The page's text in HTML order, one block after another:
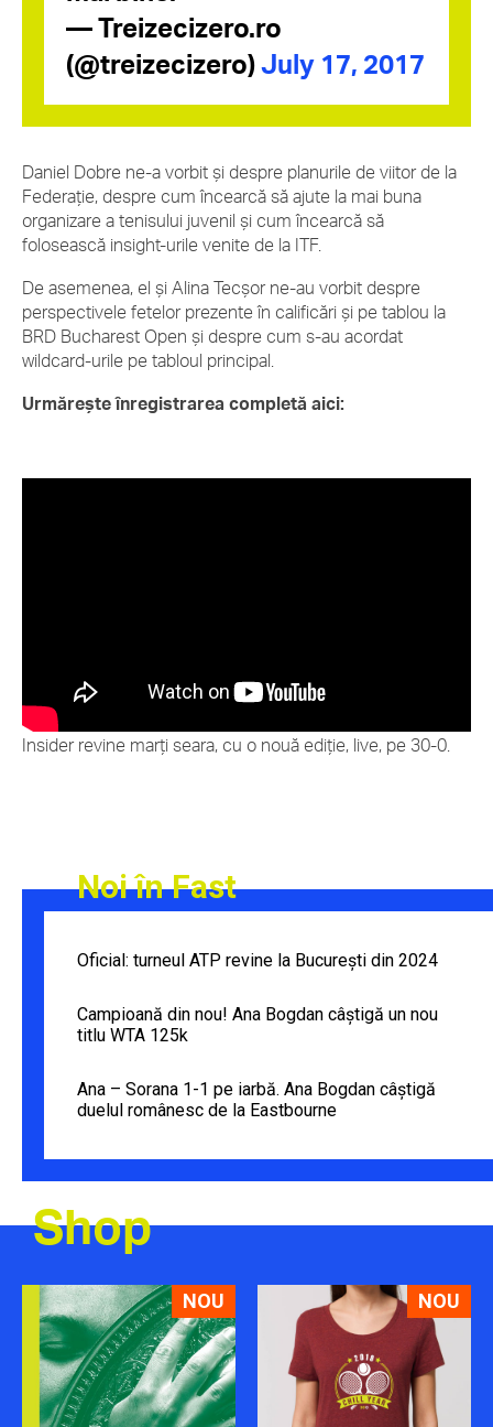
— Treizecizero.ro
(@treizecizero)July 17, 2017
Daniel Dobre ne-a vorbit și despre planurile de viitor de la
Federație, despre cum încearcă să ajute la mai buna
organizare a tenisului juvenil și cum încearcă să
folosească insight-urile venite de la ITF.
De asemenea, el și Alina Tecșor ne-au vorbit despre
perspectivele fetelor prezente în calificări și pe tablou la
BRD Bucharest Open și despre cum s-au acordat
wildcard-urile pe tabloul principal.
Urmărește înregistrarea completă aici:
Urmărește site-ul pentru următoarele emisiuni; BRD Tennis
Insider revine marți seara, cu o nouă ediție, live, pe 30-0.
Noi în Fast
Oficial: turneul ATP revine la București din 2024
Campioană din nou! Ana Bogdan câștigă un nou
titlu WTA 125k
Ana – Sorana 1-1 pe iarbă. Ana Bogdan câștigă
duelul românesc de la Eastbourne
Shop
NOU NOU